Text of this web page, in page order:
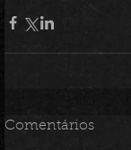
Comentários